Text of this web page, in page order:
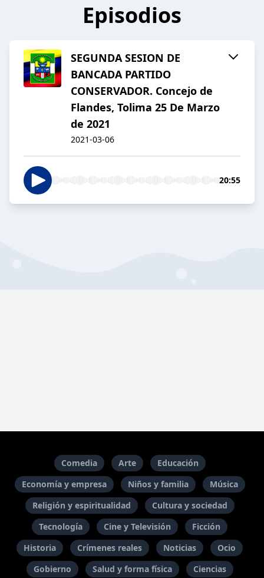
Episodios
SEGUNDA SESION DE
BANCADA PARTIDO
CONSERVADOR. Concejo de
Flandes, Tolima 25 De Marzo
de 2021
2021-03-06
20:55
Comedia Arte
Educación
Economía y empresa
Niños y familia
Música
Religión y espiritualidad
Cultura y sociedad
Tecnología
Cine y Televisión
Ficción
Historia
Crímenes reales Noticias
Ocio
Gobierno
Salud y forma física Ciencias